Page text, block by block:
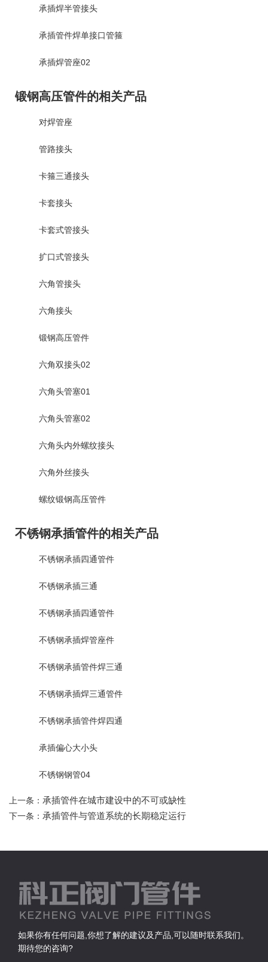
承插焊半管接头
承插管件焊单接口管箍
承插焊管座02
锻钢高压管件的相关产品
对焊管座
管路接头
卡箍三通接头
卡套接头
卡套式管接头
扩口式管接头
六角管接头
六角接头
锻钢高压管件
六角双接头02
六角头管塞01
六角头管塞02
六角头内外螺纹接头
六角外丝接头
螺纹锻钢高压管件
不锈钢承插管件的相关产品
不锈钢承插四通管件
不锈钢承插三通
不锈钢承插四通管件
不锈钢承插焊管座件
不锈钢承插管件焊三通
不锈钢承插焊三通管件
不锈钢承插管件焊四通
承插偏心大小头
不锈钢钢管04
上一条： 承插管件在城市建设中的不可或缺性
下一条： 承插管件与管道系统的长期稳定运行
如果你有任何问题,你想了解的建议及产品,可以随时联系我们。
期待您的咨询?